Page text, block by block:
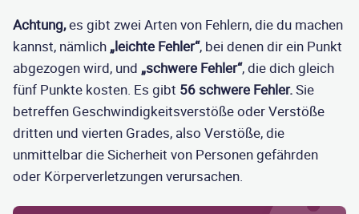
Achtung,es gibt zwei Arten von Fehlern, die du machen
kannst, nämlich „leichte Fehler“, bei denen dir ein Punkt
abgezogen wird, und „schwere Fehler“, die dich gleich
fünf Punkte kosten. Es gibt 56 schwere Fehler.Sie
betreffen Geschwindigkeitsverstöße oder Verstöße
dritten und vierten Grades, also Verstöße, die
unmittelbar die Sicherheit von Personen gefährden
oder Körperverletzungen verursachen.